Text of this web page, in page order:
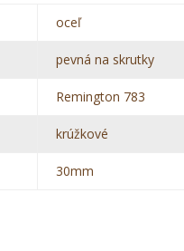
oceľ
pevná na skrutky
Remington 783
krúžkové
30mm